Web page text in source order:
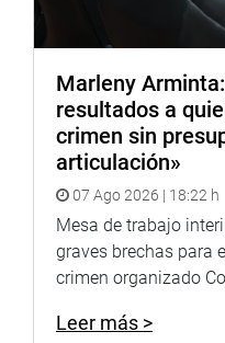
Marleny
resultados a
crimen sin
articulación»
07 Ago 2026 | 18:22 h
Mesa de trabajo
graves brechas para
crimen organizado
Leer más >